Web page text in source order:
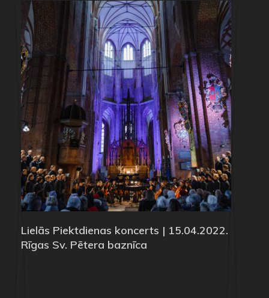
Lielās Piektdienas koncerts | 15.04.2022.
Rīgas Sv. Pētera baznīca